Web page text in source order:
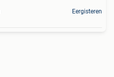
Eergisteren